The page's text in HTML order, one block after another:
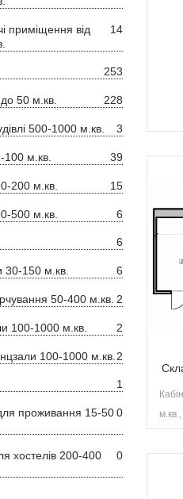
приміщення від
14
253
50 м.кв. 228
500-1000 м.кв. 3
м.кв. 39
200 м.кв. 15
500 м.кв. 6
6
30-150 м.кв. 6
50-400 м.кв. 2
100-1000 м.кв. 2
100-1000 м.кв. 2
1
проживання 15-500
хостелів 200-400
0
м.кв.,